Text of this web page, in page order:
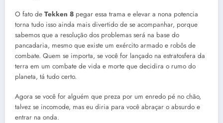
O fato de Tekken 8 pegar essa trama e elevar a nona potencia
torna tudo isso ainda mais divertido de se acompanhar, porque
sabemos que a resolução dos problemas será na base do
pancadaria, mesmo que existe um exército armado e robôs de
combate. Quem se importa, se você for lançado na estratosfera da
terra em um combate de vida e morte que decidira o rumo do
planeta, tá tudo certo.
Agora se você for alguém que preza por um enredo pé no chão,
talvez se incomode, mas eu diria para você abraçar o absurdo e
entrar na onda.